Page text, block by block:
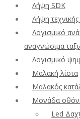
Λήψη SDK
Λήψη
Λογισμικό
αναγνώσιμα
Λογισμικό
Μαλακή λίστα
Μαλακός
Μονάδα
Led